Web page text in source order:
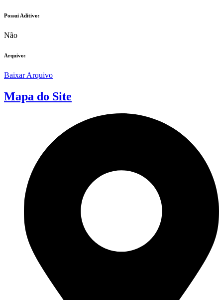
Possui Aditivo:​
Não
Arquivo:
Baixar Arquivo
Mapa do Site